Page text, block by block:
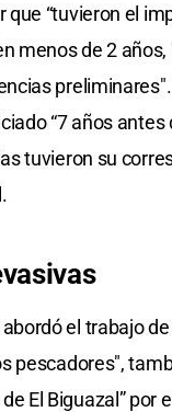
que “tuvieron el
menos de 2 años,
“7 años antes
tuvieron su
el trabajo de
pescadores",
El Biguazal” por